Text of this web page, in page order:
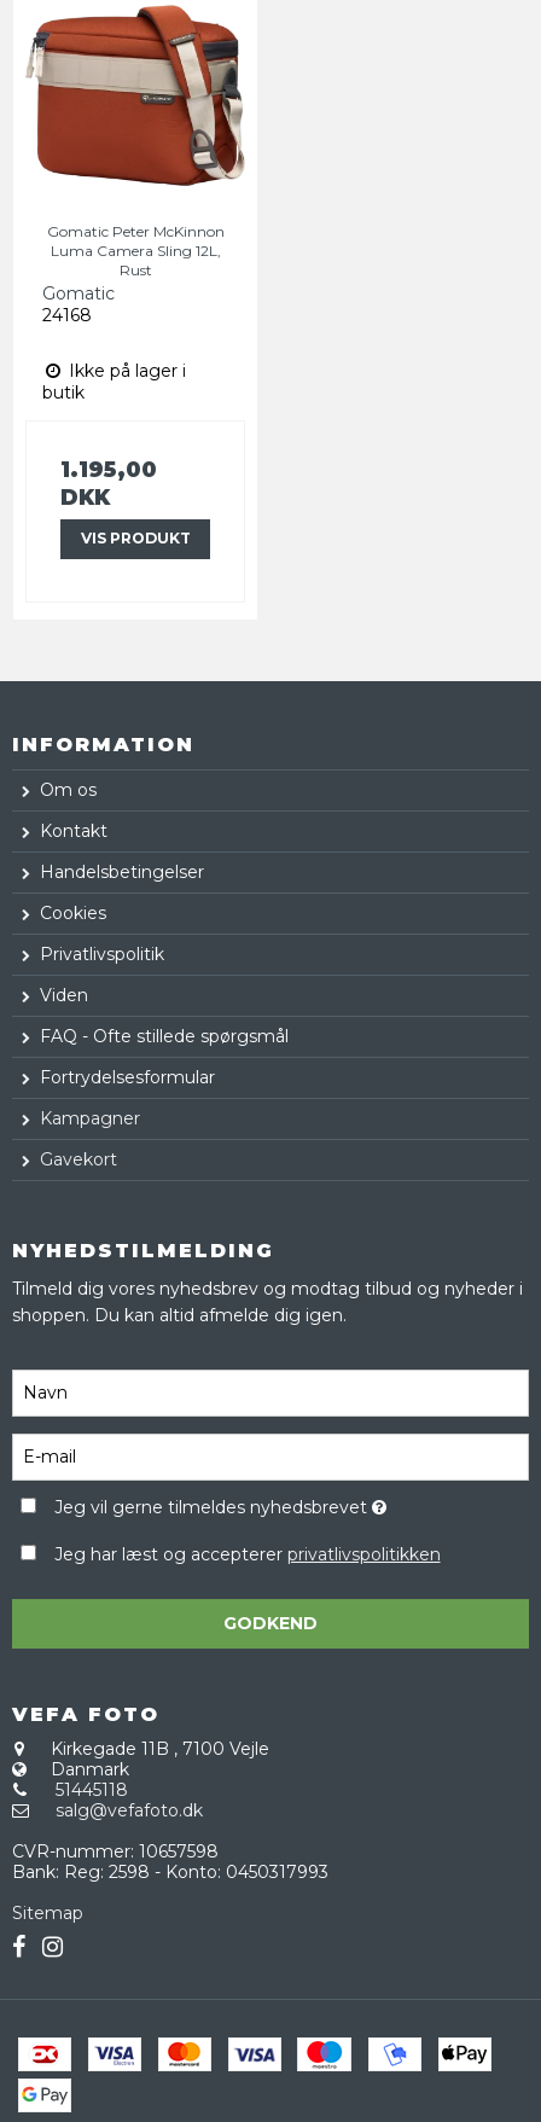
Gomatic Peter McKinnon
Luma Camera Sling 12L,
Rust
Gomatic
24168
Ikke på lager i
butik
1.195,00
DKK
VIS PRODUKT
INFORMATION
Om os
Kontakt
Handelsbetingelser
Cookies
Privatlivspolitik
Viden
FAQ - Ofte stillede spørgsmål
Fortrydelsesformular
Kampagner
Gavekort
NYHEDSTILMELDING
Tilmeld dig vores nyhedsbrev og modtag tilbud og nyheder i
shoppen. Du kan altid afmelde dig igen.
Jeg vil gerne tilmeldes nyhedsbrevet
Jeg har læst og accepterer privatlivspolitikken
GODKEND
VEFA FOTO
Kirkegade 11B , 7100 Vejle
Danmark
51445118
salg@vefafoto.dk
CVR-nummer: 10657598
Bank: Reg: 2598 - Konto: 0450317993
Sitemap